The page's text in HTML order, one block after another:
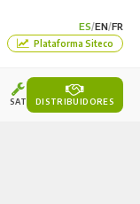
ES/EN/FR
Plataforma Siteco
SAT DISTRIBUIDORES